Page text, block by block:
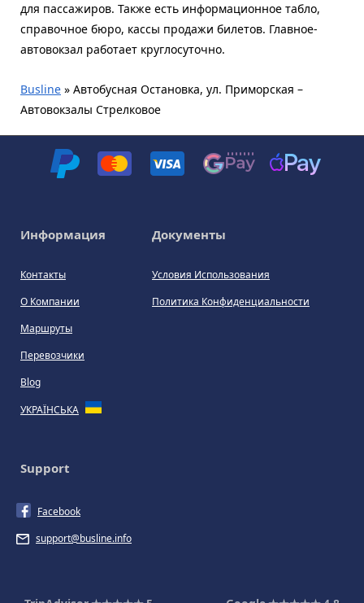
для пассажиров. Также есть информационное табло,
справочное бюро, кассы продажи билетов. Главное-
автовокзал работает круглосуточно.
Busline » Автобусная Остановка, ул. Приморская –
Автовокзалы Стрелковое
Информация
Контакты
О Компании
Маршруты
Перевозчики
Blog
УКРАЇНСЬКА
Документы
Условия Использования
Политика Конфиденциальности
Support
Facebook
support@busline.info